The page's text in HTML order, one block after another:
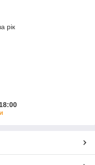
рік